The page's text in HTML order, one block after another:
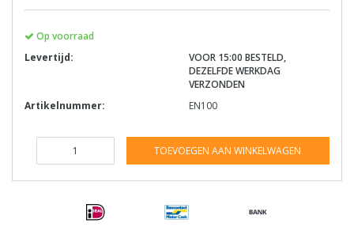
Op voorraad
Levertijd:
VOOR 15:00 BESTELD,
DEZELFDE WERKDAG
VERZONDEN
Artikelnummer:
EN100
TOEVOEGEN AAN WINKELWAGEN